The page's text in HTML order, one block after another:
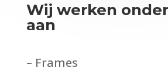
Wij werken
aan
– Frames